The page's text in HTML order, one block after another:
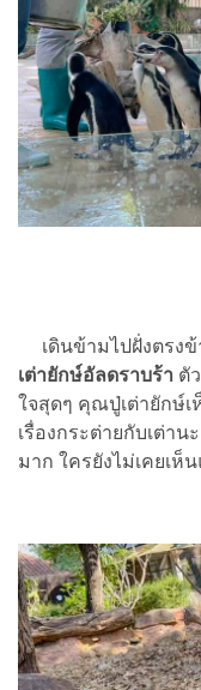
เดินข้ามไปฝั่งตรงข้
เต่ายักษ์อัลดราบร้า ตั
ใจสุดๆ คุณปู่เต่ายักษ์
เรื่องกระต่ายกับเต่าน
มาก ใครยังไม่เคยเห็